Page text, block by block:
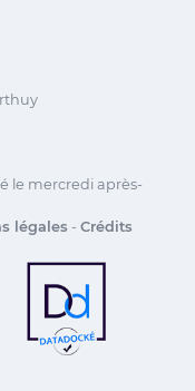
le mercredi après-
légales - Crédits